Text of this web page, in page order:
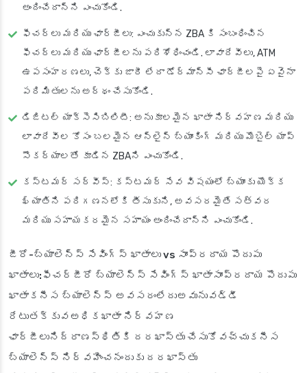
అందించేదాన్ని ఎంచుకోండి.
ఫీచర్లు మరియు ఛార్జీలు: ఎంచుకున్న ZBA కి సంబంధించిన
ఫీచర్లు మరియు ఛార్జీలను పరిశోధించండి. లావాదేవీలు, ATM
ఉపసంహరణలు, చెక్కు జారీ లేదా డోర్మాన్సీ ఛార్జీలపై ఏవైనా
పరిమితులను అర్థం చేసుకోండి.
డిజిటల్ యాక్సెసిబిలిటీ: అనుకూలమైన ఖాతా నిర్వహణ మరియు
లావాదేవీల కోసం బలమైన ఆన్‌లైన్ బ్యాంకింగ్ మరియు మొబైల్ యాప్
సౌకర్యాలతో కూడిన ZBAని ఎంచుకోండి.
కస్టమర్ సర్వీస్: కస్టమర్ సేవ విషయంలో బ్యాంకు యొక్క
ఖ్యాతిని పరిగణనలోకి తీసుకుని, అవసరమైతే సత్వర
మరియు సహాయకరమైన సహాయం అందించేదాన్ని ఎంచుకోండి.
జీరో-బ్యాలెన్స్ సేవింగ్స్ ఖాతాలు vs సాంప్రదాయ పొదుపు
ఖాతాలు:ఫీచర్జీరో బ్యాలెన్స్ సేవింగ్స్ ఖాతాసాంప్రదాయ పొదుపు
ఖాతాకనీస బ్యాలెన్స్ అవసరంలేదుఅవునువడ్డీ
రేటుతక్కువఅధికఖాతా నిర్వహణ
ఛార్జీలునిద్రాణస్థితికి దరఖాస్తు చేసుకోవచ్చుకనీస
బ్యాలెన్స్ నిర్వహించనందుకు దరఖాస్తు